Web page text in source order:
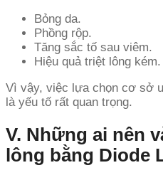
Bỏng da.
Phồng rộp.
Tăng sắc tố sau viêm.
Hiệu quả triệt lông kém.
Vì vậy, việc lựa chọn cơ sở
là yếu tố rất quan trọng.
V. Những ai nên
lông bằng Diode